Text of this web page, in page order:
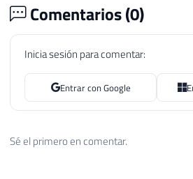
Comentarios (0)
Inicia sesión para comentar:
Entrar con Google
Sé el primero en comentar.